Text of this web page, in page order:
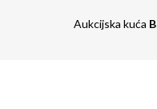
Aukcijska kuća